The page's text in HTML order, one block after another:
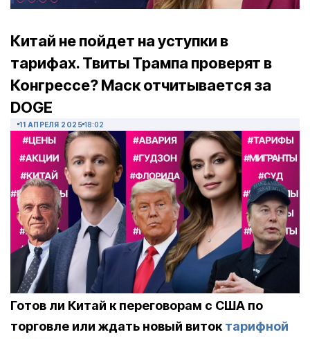
Китай не пойдет на уступки в
тарифах. Твиты Трампа проверят в
Конгрессе? Маск отчитывается за
DOGE
11 АПРЕЛЯ 2025 18:02
Готов ли Китай к переговорам с США по
торговле или ждать новый витоктарифной